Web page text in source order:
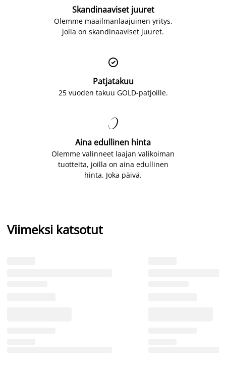
Skandinaaviset juuret
Olemme maailmanlaajuinen yritys,
jolla on skandinaaviset juuret.

Patjatakuu
25 vuoden takuu GOLD-patjoille.

Aina edullinen hinta
Olemme valinneet laajan valikoiman
tuotteita, joilla on aina edullinen
hinta. Joka päivä.
Viimeksi katsotut